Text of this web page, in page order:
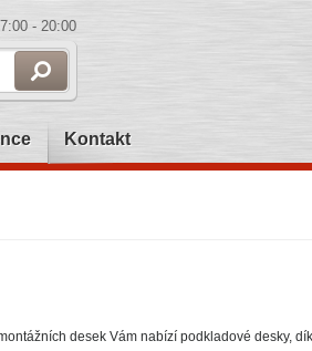
- 20:00
Kontakt
desek Vám nabízí podkladové desky,